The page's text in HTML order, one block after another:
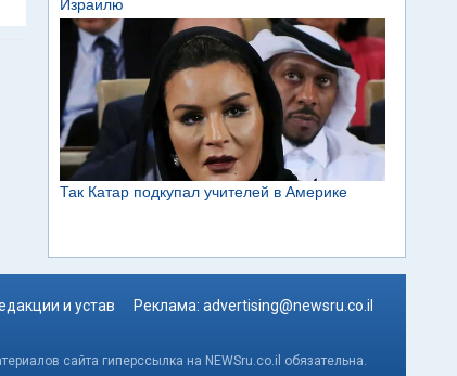
и устав Реклама: advertising@newsru.co.il
сайта гиперссылка на NEWSru.co.il обязательна.